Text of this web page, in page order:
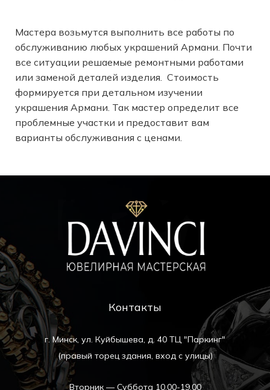
Мастера возьмутся выполнить все работы по
обслуживанию любых украшений Армани. Почти
все ситуации решаемые ремонтными работами
или заменой деталей изделия. Стоимость
формируется при детальном изучении
украшения Армани. Так мастер определит все
проблемные участки и предоставит вам
варианты обслуживания с ценами.
Контакты
г. Минск, ул. Куйбышева, д. 40 ТЦ "Паркинг"
(правый торец здания, вход с улицы)
Вторник — Суббота 10.00-19.00